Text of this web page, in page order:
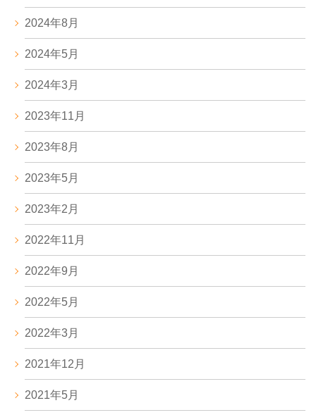
2024年8月
2024年5月
2024年3月
2023年11月
2023年8月
2023年5月
2023年2月
2022年11月
2022年9月
2022年5月
2022年3月
2021年12月
2021年5月